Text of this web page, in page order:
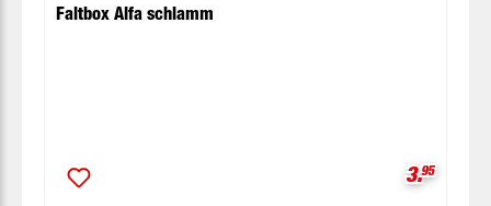
Faltbox Alfa schlamm
3.95